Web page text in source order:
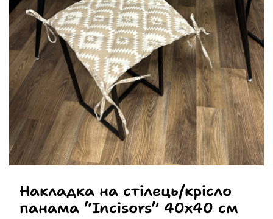
Накладка на стілець/крісло
панама “Incisors” 40х40 см